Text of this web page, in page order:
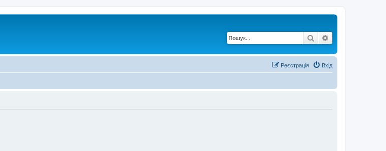
Пошук
Вхід
Реєстрація